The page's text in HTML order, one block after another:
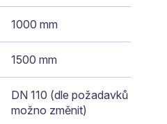
1000 mm
1500 mm
DN 110 (dle požadavků
možno změnit)